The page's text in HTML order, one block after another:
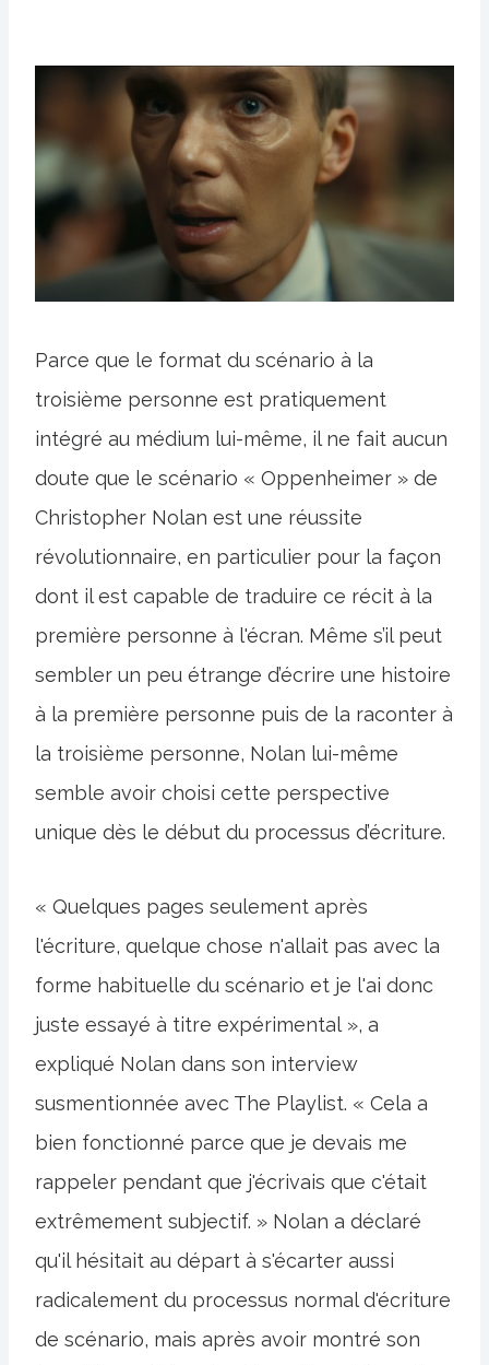
Parce que le format du scénario à la
troisième personne est pratiquement
intégré au médium lui-même, il ne fait aucun
doute que le scénario « Oppenheimer » de
Christopher Nolan est une réussite
révolutionnaire, en particulier pour la façon
dont il est capable de traduire ce récit à la
première personne à l'écran. Même s’il peut
sembler un peu étrange d’écrire une histoire
à la première personne puis de la raconter à
la troisième personne, Nolan lui-même
semble avoir choisi cette perspective
unique dès le début du processus d’écriture.
« Quelques pages seulement après
l'écriture, quelque chose n'allait pas avec la
forme habituelle du scénario et je l'ai donc
juste essayé à titre expérimental », a
expliqué Nolan dans son interview
susmentionnée avec The Playlist. « Cela a
bien fonctionné parce que je devais me
rappeler pendant que j'écrivais que c'était
extrêmement subjectif. » Nolan a déclaré
qu'il hésitait au départ à s'écarter aussi
radicalement du processus normal d'écriture
de scénario, mais après avoir montré son